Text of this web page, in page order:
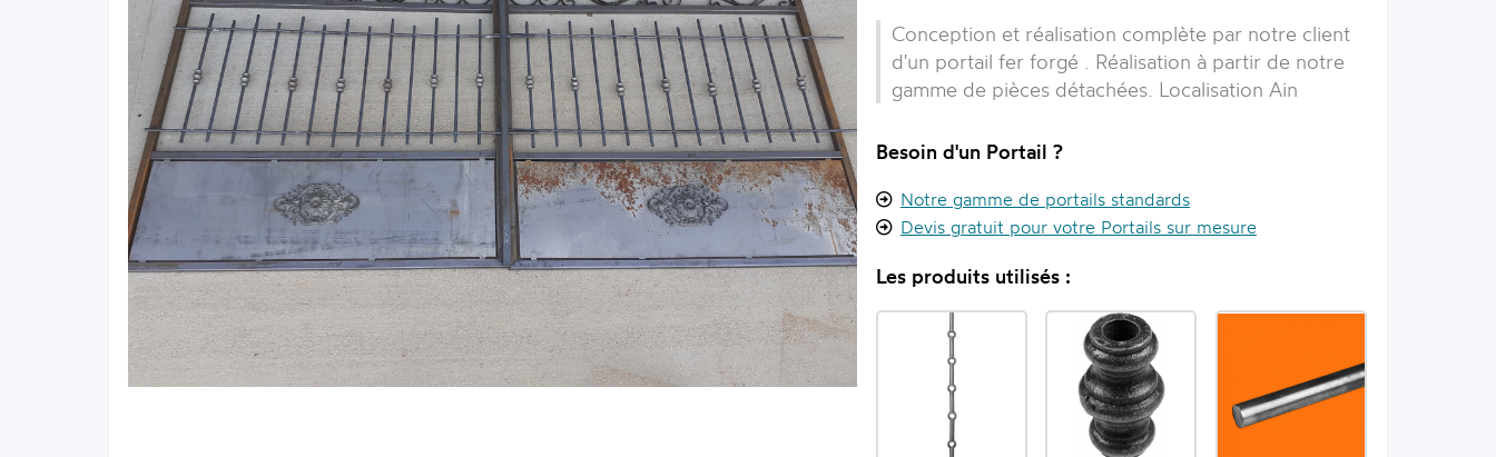
Conception et réalisation complète par notre client
d'un portail fer forgé . Réalisation à partir de notre
gamme de pièces détachées. Localisation Ain
Besoin d'un Portail ?
Notre gamme de portails standards
Devis gratuit pour votre Portails sur mesure
Les produits utilisés :